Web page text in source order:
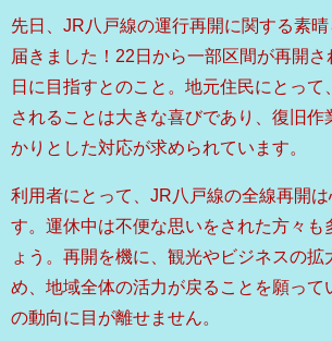
先日、JR八戸線の運行再開に関する素
届きました！22日から一部区間が再開
日に目指すとのこと。地元住民にとって
されることは大きな喜びであり、復旧作
かりとした対応が求められています。
利用者にとって、JR八戸線の全線再開
す。運休中は不便な思いをされた方々も
ょう。再開を機に、観光やビジネスの拡
め、地域全体の活力が戻ることを願って
の動向に目が離せません。